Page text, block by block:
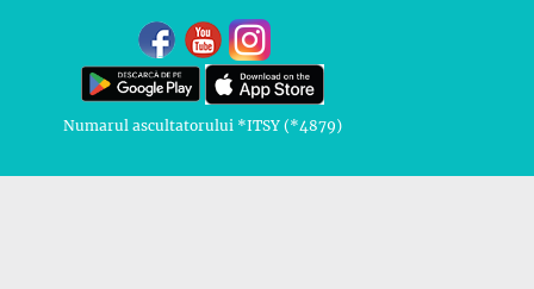
Numarul ascultatorului *ITSY (*4879)